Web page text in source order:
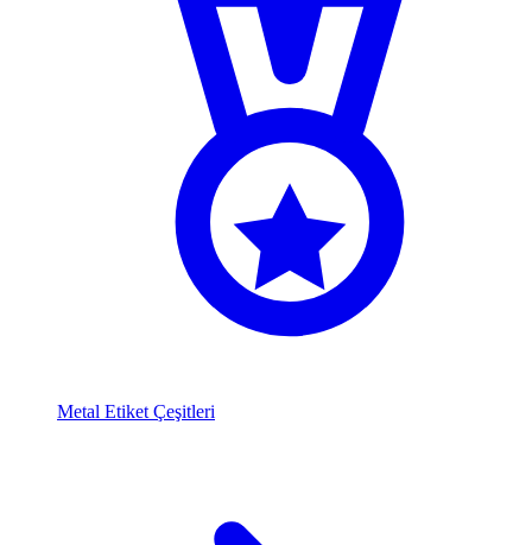
Metal Etiket Çeşitleri